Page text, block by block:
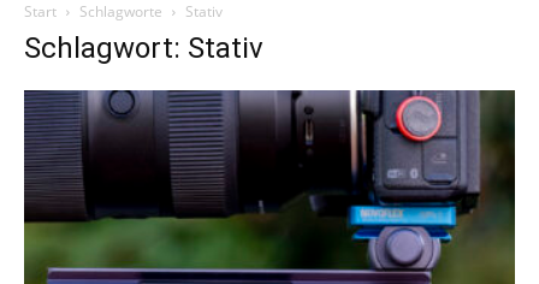
Start Schlagworte Stativ
Schlagwort: Stativ